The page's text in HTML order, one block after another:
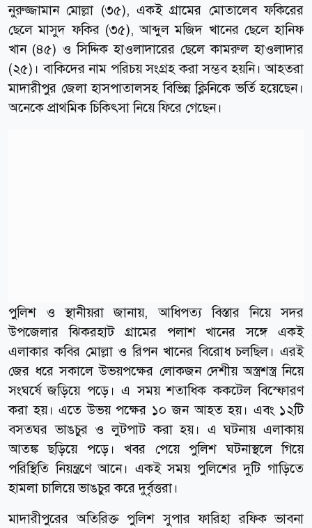
নুরুজ্জামান মোল্লা (৩৫), একই গ্রামের মোতালেব ফকিরের
ছেলে মাসুদ ফকির (৩৫), আব্দুল মজিদ খানের ছেলে হানিফ
খান (৪৫) ও সিদ্দিক হাওলাদারের ছেলে কামরুল হাওলাদার
(২৫)। বাকিদের নাম পরিচয় সংগ্রহ করা সম্ভব হয়নি। আহতরা
মাদারীপুর জেলা হাসপাতালসহ বিভিন্ন ক্লিনিকে ভর্তি হয়েছেন।
অনেকে প্রাথমিক চিকিৎসা নিয়ে ফিরে গেছেন।
পুলিশ ও স্থানীয়রা জানায়, আধিপত্য বিস্তার নিয়ে সদর
উপজেলার ঝিকরহাট গ্রামের পলাশ খানের সঙ্গে একই
এলাকার কবির মোল্লা ও রিপন খানের বিরোধ চলছিল। এরই
জের ধরে সকালে উভয়পক্ষের লোকজন দেশীয় অস্ত্রশস্ত্র নিয়ে
সংঘর্ষে জড়িয়ে পড়ে। এ সময় শতাধিক ককটেল বিস্ফোরণ
করা হয়। এতে উভয় পক্ষের ১০ জন আহত হয়। এবং ১২টি
বসতঘর ভাঙচুর ও লুটপাট করা হয়। এ ঘটনায় এলাকায়
আতঙ্ক ছড়িয়ে পড়ে। খবর পেয়ে পুলিশ ঘটনাস্থলে গিয়ে
পরিস্থিতি নিয়ন্ত্রণে আনে। একই সময় পুলিশের দুটি গাড়িতে
হামলা চালিয়ে ভাঙচুর করে দুর্বৃত্তরা।
মাদারীপুরের অতিরিক্ত পুলিশ সুপার ফারিহা রফিক ভাবনা